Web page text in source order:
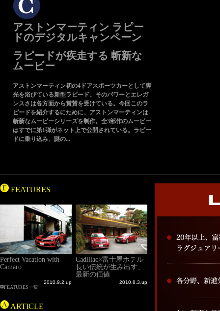
アストンマーティン ラピー
ドのデジタルキャンペーン
ラピードが疾走する 斬新な
ムービー
アストンマーティン初の4ドアスポーツカーとして脚
光を浴びている新型ラピード。そのパワーとエレガ
ンスさは各方面から賞賛を受けている。今回このラ
ピードを紹介するにために、アストンマーティンは
斬新なムービーシリーズを制作。全3部作のムービー
はすでに第1弾がネット上で公開されている。ラピー
ドに乗り込み、謎の...
FEATURES
Perfect Vacation with
Camaro
2010.9.2.up
Cadillac×富士屋ホテル
長い伝統が生み出す、
最新の価値
2010.8.3.up
FEATURES一覧
ARTICLE